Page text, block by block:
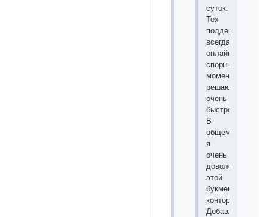
суток.
Тех
поддержка
всегда
онлайн
спорные
моменты
решаются
очень
быстро.
В
общем
я
очень
доволен
этой
букмекерской
конторой.
Добавлю